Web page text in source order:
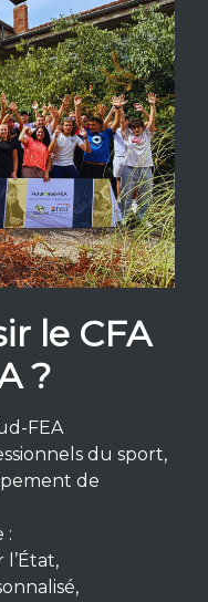
le CFA
?
FEA
du sport,
de
: